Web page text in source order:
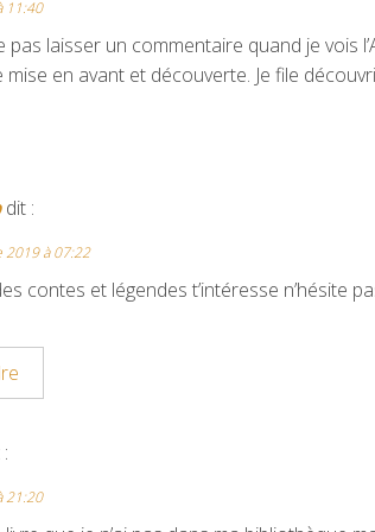
11:40
pas laisser un commentaire quand je vois
en avant et découverte. Je file
dit :
2019 à 07:22
contes et légendes t’intéresse n’hésite
21:20